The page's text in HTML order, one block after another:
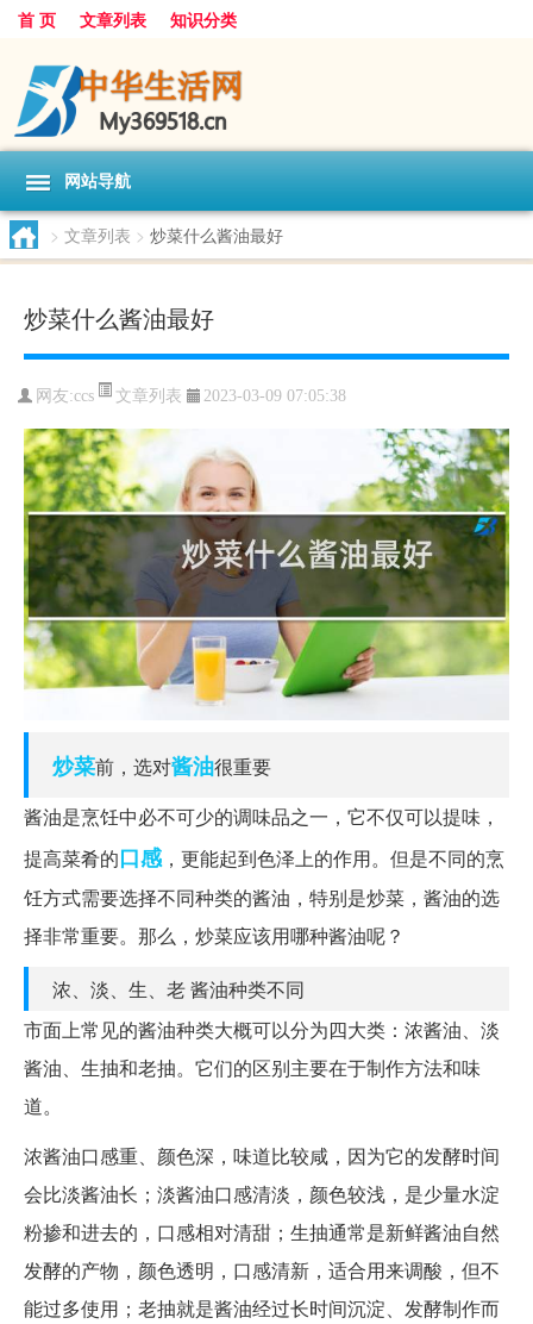
首 页 文章列表 知识分类
网站导航
> 文章列表 > 炒菜什么酱油最好
炒菜什么酱油最好
网友:ccs 文章列表 2023-03-09 07:05:38
炒菜前，选对酱油很重要
酱油是烹饪中必不可少的调味品之一，它不仅可以提味，
提高菜肴的口感，更能起到色泽上的作用。但是不同的烹
饪方式需要选择不同种类的酱油，特别是炒菜，酱油的选
择非常重要。那么，炒菜应该用哪种酱油呢？
浓、淡、生、老 酱油种类不同
市面上常见的酱油种类大概可以分为四大类：浓酱油、淡
酱油、生抽和老抽。它们的区别主要在于制作方法和味
道。
浓酱油口感重、颜色深，味道比较咸，因为它的发酵时间
会比淡酱油长；淡酱油口感清淡，颜色较浅，是少量水淀
粉掺和进去的，口感相对清甜；生抽通常是新鲜酱油自然
发酵的产物，颜色透明，口感清新，适合用来调酸，但不
能过多使用；老抽就是酱油经过长时间沉淀、发酵制作而